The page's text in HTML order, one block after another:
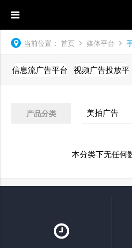
当前位置： 首页 媒体平台
信息流广告平台
视频广告投放平
产品分类
本分类下无任何